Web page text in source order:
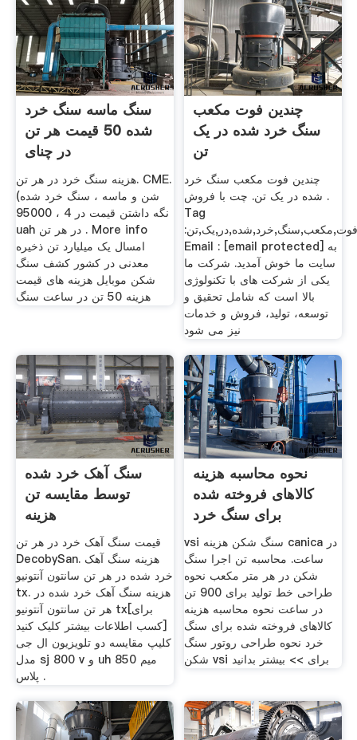
سنگ ماسه سنگ خرد
شده 50 قیمت هر تن
در چنای
هزینه سنگ خرد در هر تن. CME.
(شن و ماسه ، سنگ خرد شده
نگه داشتن قیمت در 4 ، 95000
uah در هر تن . More info
امسال یک میلیارد تن ذخیره
معدنی در کشور کشف سنگ
شکن موبایل هزینه های قیمت
هزینه 50 تن در ساعت سنگ
چندین فوت مکعب
سنگ خرد شده در یک
تن
چندین فوت مکعب سنگ خرد
شده در یک تن. چت با فروش .
Tag
:چندین,فوت,مکعب,سنگ,خرد,شده,در,یک,تن.
Email : [email protected] به
سایت ما خوش آمدید. شرکت ما
یکی از شرکت های با تکنولوژی
بالا است که شامل تحقیق و
توسعه، تولید، فروش و خدمات
نیز می شود
سنگ آهک خرد شده
توسط مقایسه تن
هزینه
قیمت سنگ آهک خرد در هر تن
DecobySan. هزینه سنگ آهک
خرد شده در هر تن سانتون آنتونیو
tx. هزینه سنگ آهک خرد شده در
هر تن سانتون آنتونیو tx[برای
کسب اطلاعات بیشتر کلیک کنید]
کلیپ مقایسه دو تلویزیون ال جی
مدل sj 800 v و uh 850 میم
پلاس .
نحوه محاسبه هزینه
کالاهای فروخته شده
برای سنگ خرد
vsi سنگ شکن هزینه canica در
ساعت. محاسبه تن اجرا سنگ
شکن در هر متر مکعب نحوه
طراحی خط تولید برای 900 تن
در ساعت نحوه محاسبه هزینه
کالاهای فروخته شده برای سنگ
خرد نحوه طراحی روتور سنگ
شکن vsi برای >> بیشتر بدانید